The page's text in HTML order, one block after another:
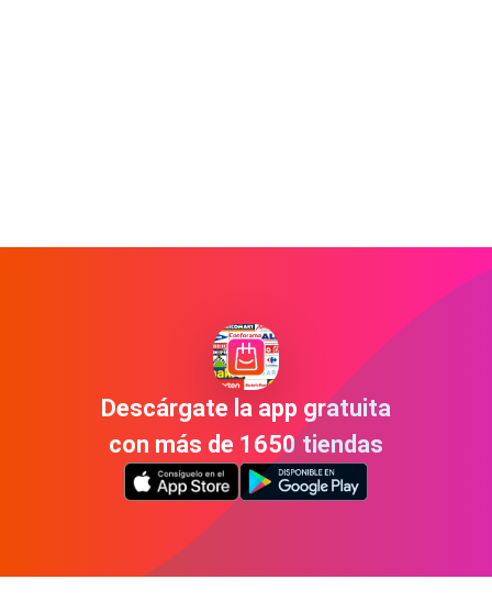
Descárgate la app gratuita
con más de 1650 tiendas